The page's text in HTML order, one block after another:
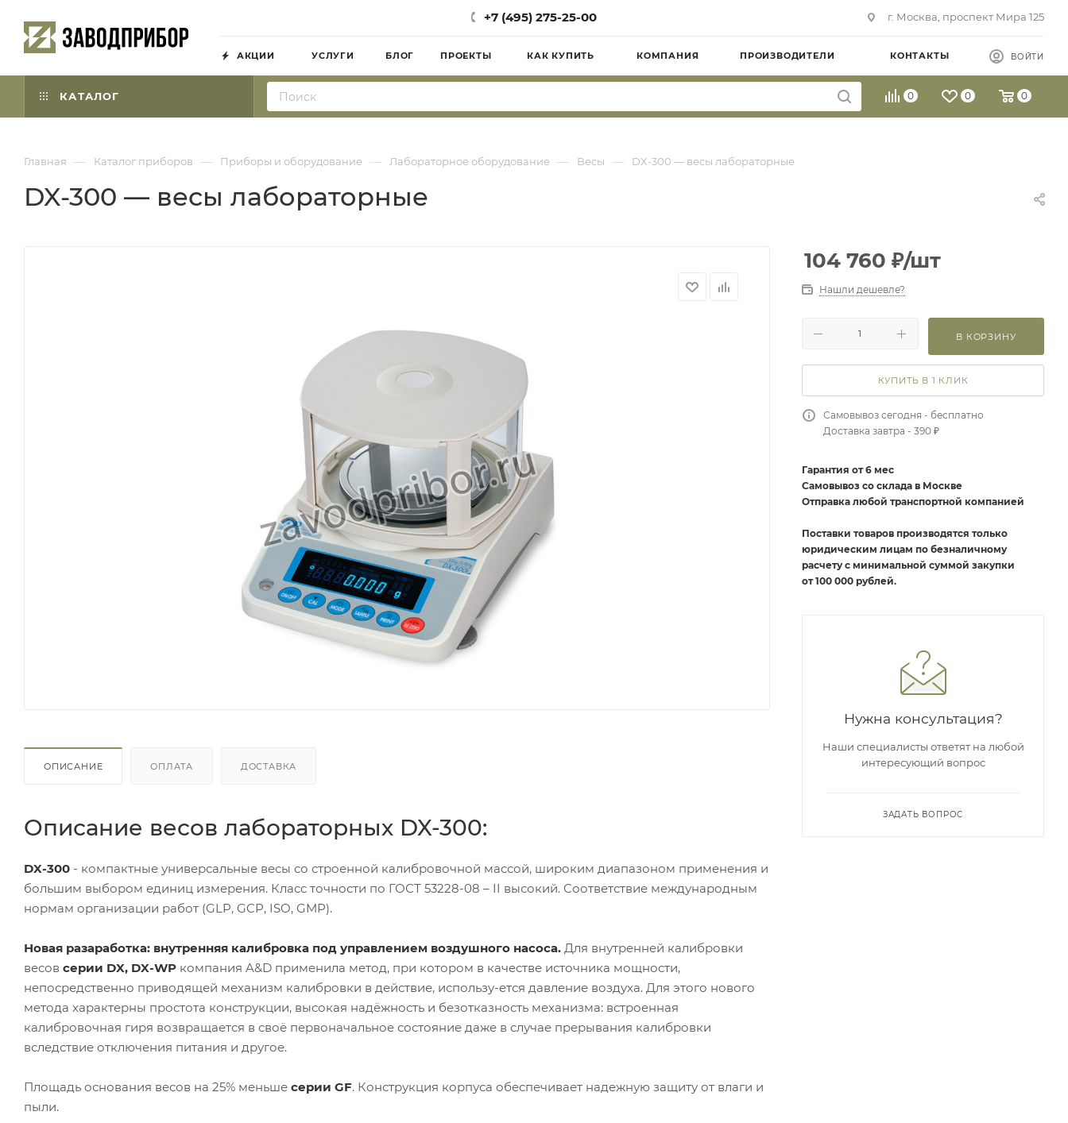
+7 (495) 275-25-00 г. Москва, проспект Мира 125
АКЦИИ УСЛУГИ БЛОГ ПРОЕКТЫ КАК КУПИТЬ КОМПАНИЯ ПРОИЗВОДИТЕЛИ КОНТАКТЫ ВОЙТИ
КАТАЛОГ 0 0 0
Главная — Каталог приборов — Приборы и оборудование — Лабораторное оборудование — Весы — DX-300 — весы лабораторные
DX-300 — весы лабораторные
ОПИСАНИЕ ОПЛАТА ДОСТАВКА
Описание весов лабораторных DX-300:
DX-300 - компактные универсальные весы со строенной калибровочной массой, широким диапазоном применения и
большим выбором единиц измерения. Класс точности по ГОСТ 53228-08 – II высокий. Соответствие международным
нормам организации работ (GLP, GCP, ISO, GMP).
Новая разаработка: внутренняя калибровка под управлением воздушного насоса. Для внутренней калибровки
весов серии DX, DX-WP компания A&D применила метод, при котором в качестве источника мощности,
непосредственно приводящей механизм калибровки в действие, использу-ется давление воздуха. Для этого нового
метода характерны простота конструкции, высокая надёжность и безотказность механизма: встроенная
калибровочная гиря возвращается в своё первоначальное состояние даже в случае прерывания калибровки
вследствие отключения питания и другое.
Площадь основания весов на 25% меньше серии GF. Конструкция корпуса обеспечивает надежную защиту от влаги и
пыли.
104 760 ₽/шт
Нашли дешевле?
В КОРЗИНУ
КУПИТЬ В 1 КЛИК
Самовывоз сегодня - бесплатно
Доставка завтра - 390 ₽
Гарантия от 6 мес
Самовывоз со склада в Москве
Отправка любой транспортной компанией
Поставки товаров производятся только
юридическим лицам по безналичному
расчету с минимальной суммой закупки
от 100 000 рублей.
Нужна консультация?
Наши специалисты ответят на любой
интересующий вопрос
ЗАДАТЬ ВОПРОС